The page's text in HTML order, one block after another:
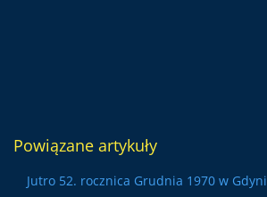
Powiązane artykuły
Jutro 52. rocznica Grudnia 1970 w Gdyni